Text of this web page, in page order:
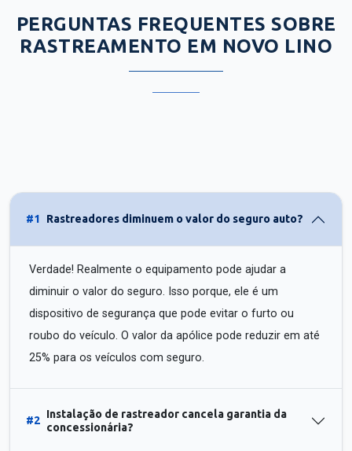
PERGUNTAS FREQUENTES SOBRE
RASTREAMENTO EM NOVO LINO
#1 Rastreadores diminuem o valor do seguro auto?
Verdade! Realmente o equipamento pode ajudar a
diminuir o valor do seguro. Isso porque, ele é um
dispositivo de segurança que pode evitar o furto ou
roubo do veículo. O valor da apólice pode reduzir em até
25% para os veículos com seguro.
#2
Instalação de rastreador cancela garantia da
concessionária?